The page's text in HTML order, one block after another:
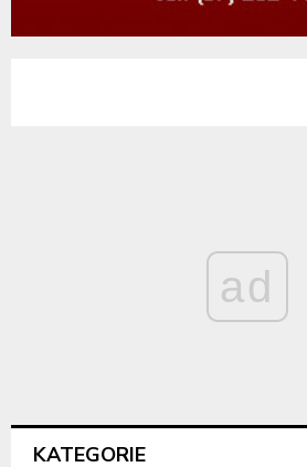
ad
KATEGORIE